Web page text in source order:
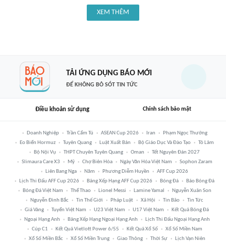
XEM THÊM
TẢI ỨNG DỤNG BÁO MỚI
ĐỂ KHÔNG BỎ SÓT TIN TỨC
Điều khoản sử dụng Chính sách bảo mật
Doanh Nghiệp Trần Cẩm Tú ASEAN Cup 2026 Iran
Phạm Ngọc Thưởng
Eo Biển Hormuz
Tuyên Quang Luật Xuất Bản Bộ Giáo Dục Và Đào Tạo
Tô Lâm
Bộ Nội Vụ
THPT Chuyên Tuyên Quang Oman
Tết Nguyên Đán 2027
Slimaura Care X3
Mỹ Chợ Biên Hòa Ngày Văn Hóa Việt Nam
Sophon Zaram
Liên Bang Nga
Năm Phương Diễm Huyền
AFF Cup 2026
Lịch Thi Đấu AFF Cup 2026
Bảng Xếp Hạng AFF Cup 2026 Bóng Đá
Báo Bóng Đá
Bóng Đá Việt Nam
Thể Thao Lionel Messi Lamine Yamal
Nguyễn Xuân Son
Nguyễn Đình Bắc
Tin Thế Giới Pháp Luật Xã Hội Tin Bão
Tin Tức
Giá Vàng
Tuyển Việt Nam U23 Việt Nam U17 Việt Nam
Kết Quả Bóng Đá
Ngoại Hạng Anh
Bảng Xếp Hạng Ngoại Hạng Anh
Lịch Thi Đấu Ngoại Hạng Anh
Cúp C1
Kết Quả Vietlott Power 6/55 Kết Quả Xổ Số
Xổ Số Miền Nam
Xổ Số Miền Bắc
Xổ Số Miền Trung Giao Thông Thời Sự Lịch Vạn Niên